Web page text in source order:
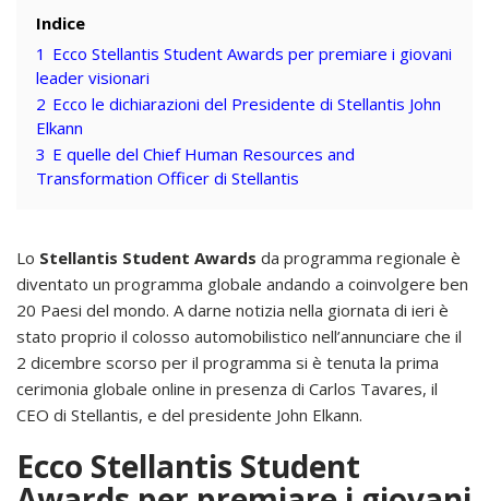
Indice
1 Ecco Stellantis Student Awards per premiare i giovani
leader visionari
2 Ecco le dichiarazioni del Presidente di Stellantis John
Elkann
3 E quelle del Chief Human Resources and
Transformation Officer di Stellantis
Lo Stellantis Student Awards da programma regionale è
diventato un programma globale andando a coinvolgere ben
20 Paesi del mondo. A darne notizia nella giornata di ieri è
stato proprio il colosso automobilistico nell’annunciare che il
2 dicembre scorso per il programma si è tenuta la prima
cerimonia globale online in presenza di Carlos Tavares, il
CEO di Stellantis, e del presidente John Elkann.
Ecco Stellantis Student